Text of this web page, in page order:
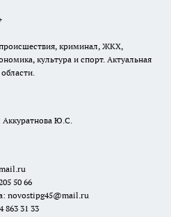
криминал, ЖКХ,
культура и спорт. Актуальная
Аккуратнова Ю.С.
50 66
novostipg45@mail.ru
863 31 33